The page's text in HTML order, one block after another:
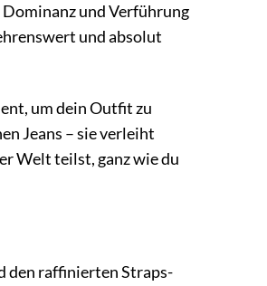
und Verführung
und absolut
um dein Outfit zu
Jeans – sie verleiht
Welt teilst, ganz wie du
den raffinierten Straps-